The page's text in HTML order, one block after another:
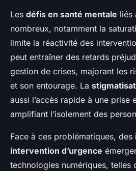
Les défis en santé mentale liés
nombreux, notamment la
limite la réactivité des
peut entraîner des retards
gestion de crises, majorant les
et son entourage. La
aussi l’accès rapide à une prise
amplifiant l’isolement des
Face à ces problématiques, des
intervention d’urgence
technologies numériques, telles